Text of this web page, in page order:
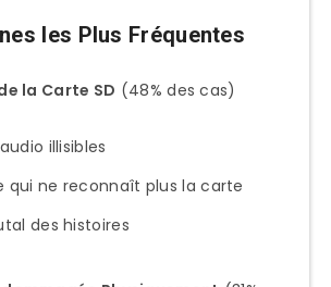
les Plus Fréquentes
la Carte SD (48% des cas)
illisibles
qui ne reconnaît plus la carte
des histoires